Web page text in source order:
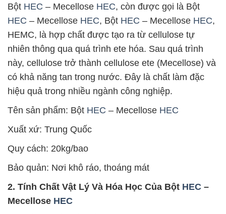
Bột HEC – Mecellose HEC, còn được gọi là Bột
HEC – Mecellose HEC, Bột HEC – Mecellose HEC,
HEMC, là hợp chất được tạo ra từ cellulose tự
nhiên thông qua quá trình ete hóa. Sau quá trình
này, cellulose trở thành cellulose ete (Mecellose) và
có khả năng tan trong nước. Đây là chất làm đặc
hiệu quả trong nhiều ngành công nghiệp.
Tên sản phẩm: Bột HEC – Mecellose HEC
Xuất xứ: Trung Quốc
Quy cách: 20kg/bao
Bảo quản: Nơi khô ráo, thoáng mát
2. Tính Chất Vật Lý Và Hóa Học Của Bột HEC –
Mecellose HEC